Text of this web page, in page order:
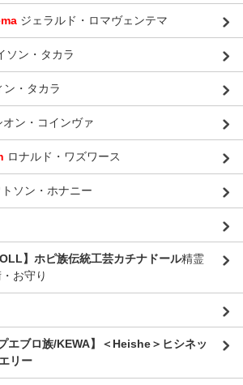
ジェラルド・ロマヴェンテマ
ソン・タカラ
ン・タカラ
オン・コインヴァ
ロナルド・ワズワース
トソン・ホナニー
】ホピ族伝統工芸カチナドール精霊
お守り
エブロ族/KEWA】＜Heishe＞ヒシネッ
リー